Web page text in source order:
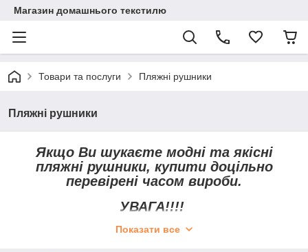
Магазин домашнього текстилю
Товари та послуги Пляжні рушники
Пляжні рушники
Якщо Ви шукаєте модні та якісні
пляжні рушники, купити доцільно
перевірені часом вироби.
УВАГА!!!!
Кольори виробів на фото можуть
Показати все